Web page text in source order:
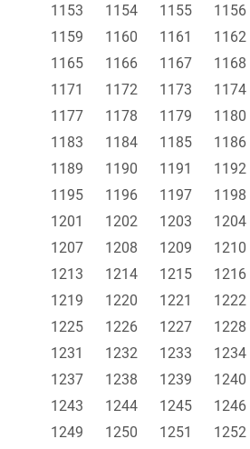
1153 1154 1155 1156
1159
1160 1161 1162
1165
1166 1167 1168
1171
1172 1173 1174
1177
1178 1179 1180
1183
1184 1185 1186
1189
1190 1191 1192
1195
1196 1197 1198
1201
1202 1203 1204
1207
1208 1209 1210
1213
1214 1215 1216
1219
1220 1221 1222
1225
1226 1227 1228
1231
1232 1233 1234
1237
1238 1239 1240
1243
1244 1245 1246
1249
1250 1251 1252